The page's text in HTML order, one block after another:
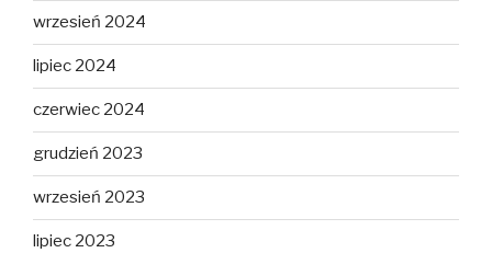
wrzesień 2024
lipiec 2024
czerwiec 2024
grudzień 2023
wrzesień 2023
lipiec 2023